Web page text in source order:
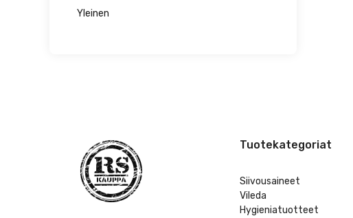
Yleinen
Tuotekategoriat
Siivousaineet
Vileda
Hygieniatuotteet